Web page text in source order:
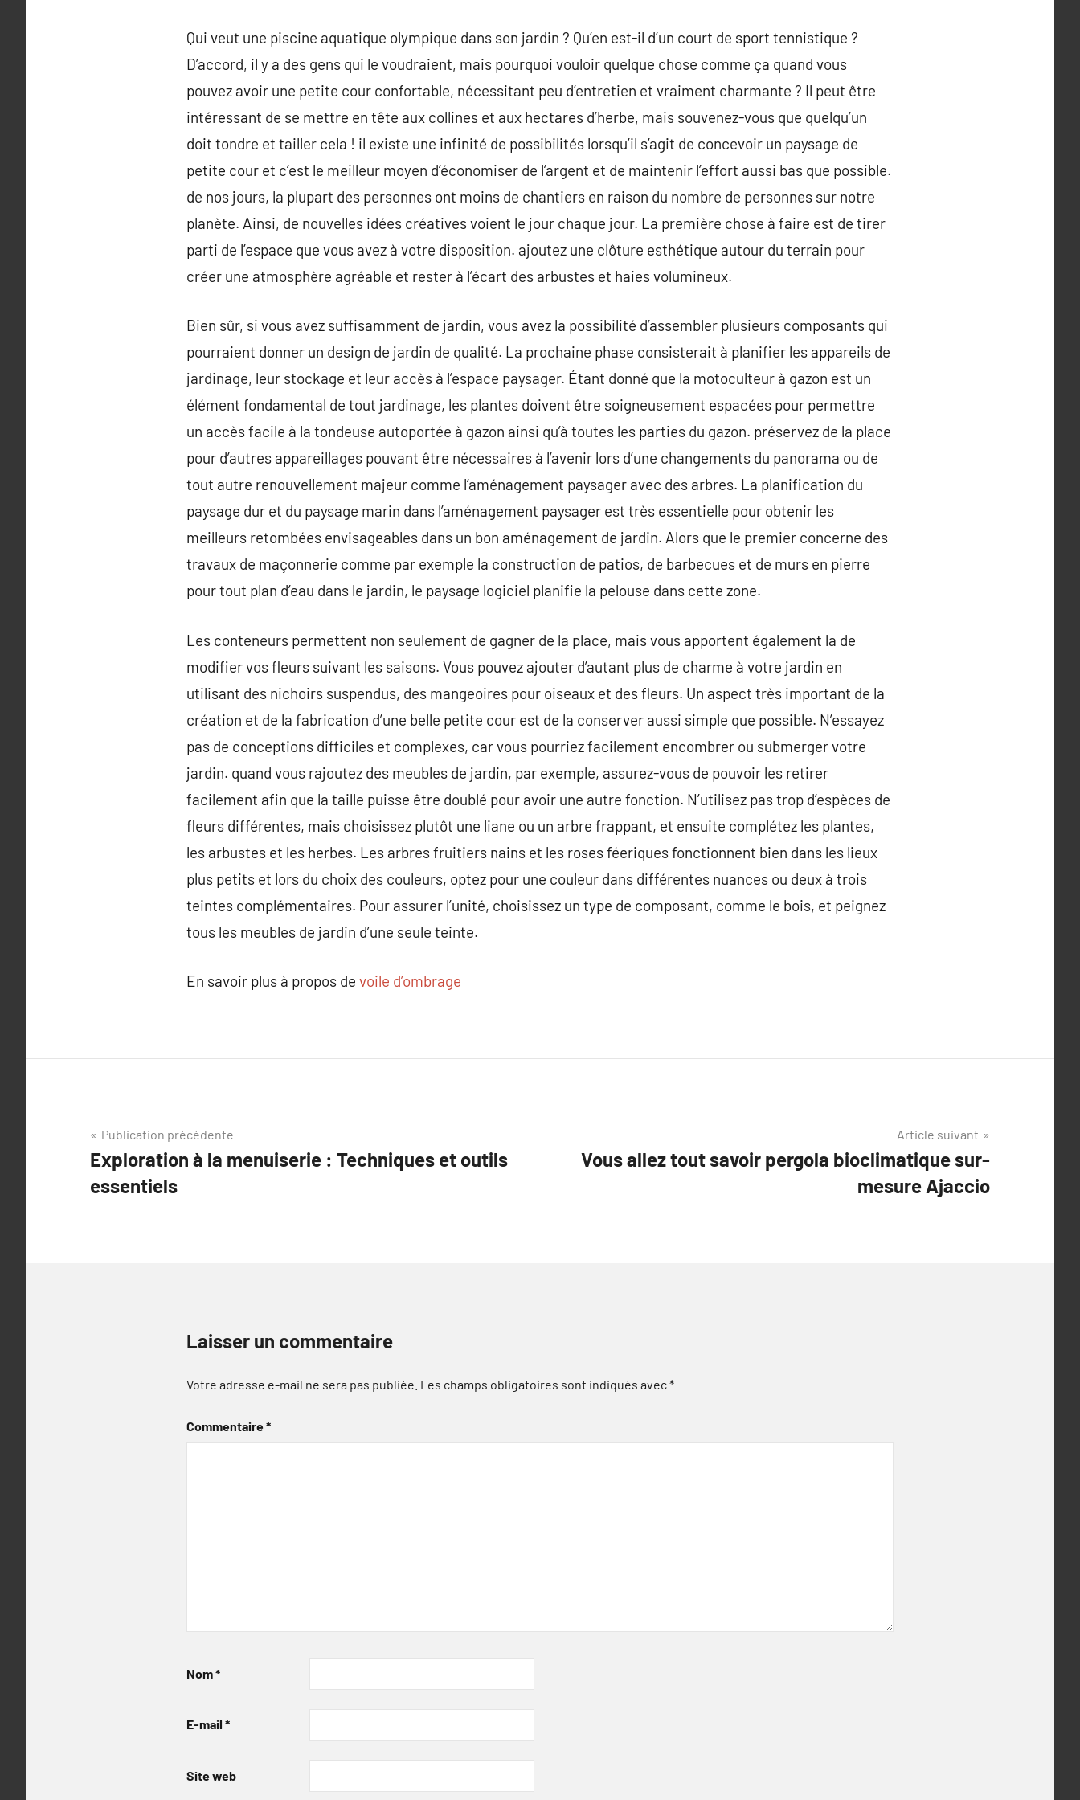
Qui veut une piscine aquatique olympique dans son jardin ? Qu’en est-il d’un court de sport tennistique ?
D’accord, il y a des gens qui le voudraient, mais pourquoi vouloir quelque chose comme ça quand vous
pouvez avoir une petite cour confortable, nécessitant peu d’entretien et vraiment charmante ? Il peut être
intéressant de se mettre en tête aux collines et aux hectares d’herbe, mais souvenez-vous que quelqu’un
doit tondre et tailler cela ! il existe une infinité de possibilités lorsqu’il s’agit de concevoir un paysage de
petite cour et c’est le meilleur moyen d’économiser de l’argent et de maintenir l’effort aussi bas que possible.
de nos jours, la plupart des personnes ont moins de chantiers en raison du nombre de personnes sur notre
planète. Ainsi, de nouvelles idées créatives voient le jour chaque jour. La première chose à faire est de tirer
parti de l’espace que vous avez à votre disposition. ajoutez une clôture esthétique autour du terrain pour
créer une atmosphère agréable et rester à l’écart des arbustes et haies volumineux.
Bien sûr, si vous avez suffisamment de jardin, vous avez la possibilité d’assembler plusieurs composants qui
pourraient donner un design de jardin de qualité. La prochaine phase consisterait à planifier les appareils de
jardinage, leur stockage et leur accès à l’espace paysager. Étant donné que la motoculteur à gazon est un
élément fondamental de tout jardinage, les plantes doivent être soigneusement espacées pour permettre
un accès facile à la tondeuse autoportée à gazon ainsi qu’à toutes les parties du gazon. préservez de la place
pour d’autres appareillages pouvant être nécessaires à l’avenir lors d’une changements du panorama ou de
tout autre renouvellement majeur comme l’aménagement paysager avec des arbres. La planification du
paysage dur et du paysage marin dans l’aménagement paysager est très essentielle pour obtenir les
meilleurs retombées envisageables dans un bon aménagement de jardin. Alors que le premier concerne des
travaux de maçonnerie comme par exemple la construction de patios, de barbecues et de murs en pierre
pour tout plan d’eau dans le jardin, le paysage logiciel planifie la pelouse dans cette zone.
Les conteneurs permettent non seulement de gagner de la place, mais vous apportent également la de
modifier vos fleurs suivant les saisons. Vous pouvez ajouter d’autant plus de charme à votre jardin en
utilisant des nichoirs suspendus, des mangeoires pour oiseaux et des fleurs. Un aspect très important de la
création et de la fabrication d’une belle petite cour est de la conserver aussi simple que possible. N’essayez
pas de conceptions difficiles et complexes, car vous pourriez facilement encombrer ou submerger votre
jardin. quand vous rajoutez des meubles de jardin, par exemple, assurez-vous de pouvoir les retirer
facilement afin que la taille puisse être doublé pour avoir une autre fonction. N’utilisez pas trop d’espèces de
fleurs différentes, mais choisissez plutôt une liane ou un arbre frappant, et ensuite complétez les plantes,
les arbustes et les herbes. Les arbres fruitiers nains et les roses féeriques fonctionnent bien dans les lieux
plus petits et lors du choix des couleurs, optez pour une couleur dans différentes nuances ou deux à trois
teintes complémentaires. Pour assurer l’unité, choisissez un type de composant, comme le bois, et peignez
tous les meubles de jardin d’une seule teinte.
En savoir plus à propos de voile d’ombrage
Navigation
de
l’article
Publication précédente
Exploration à la menuiserie : Techniques et outils
essentiels
Article suivant
Vous allez tout savoir pergola bioclimatique sur-
mesure Ajaccio
Laisser un commentaire
Votre adresse e-mail ne sera pas publiée. Les champs obligatoires sont indiqués avec*
Commentaire*
Nom*
E-mail *
Site web